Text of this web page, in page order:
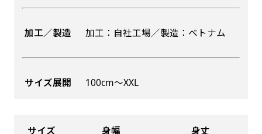
加工／製造 加工：自社工場／製造：ベトナム
サイズ展開 100cm〜XXL
サイズ 身幅 身丈